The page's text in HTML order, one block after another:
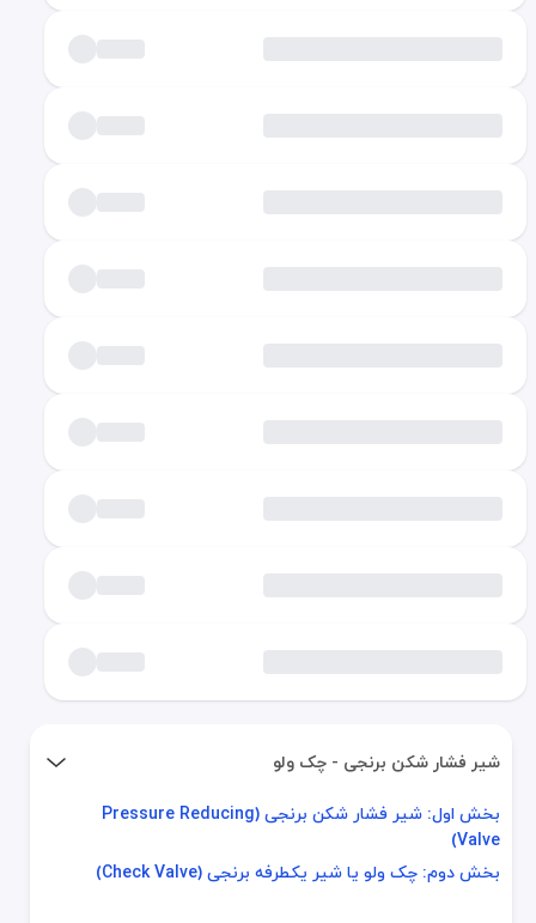
شیر فشار شکن برنجی - چک ولو
بخش اول: شیر فشار شکن برنجی (Pressure Reducing Valve)
بخش دوم: چک ولو یا شیر یکطرفه برنجی (Check Valve)
بخش اول: شیر فشار شکن برنجی (Pressure Reducing
Valve)
بخش دوم: چک ولو یا شیر یکطرفه برنجی (Check Valve)